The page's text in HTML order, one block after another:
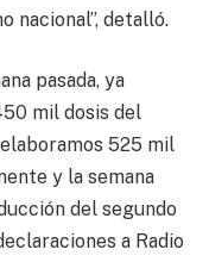
nacional”, detalló.
pasada, ya
mil dosis del
525 mil
y la semana
del segundo
a Radio